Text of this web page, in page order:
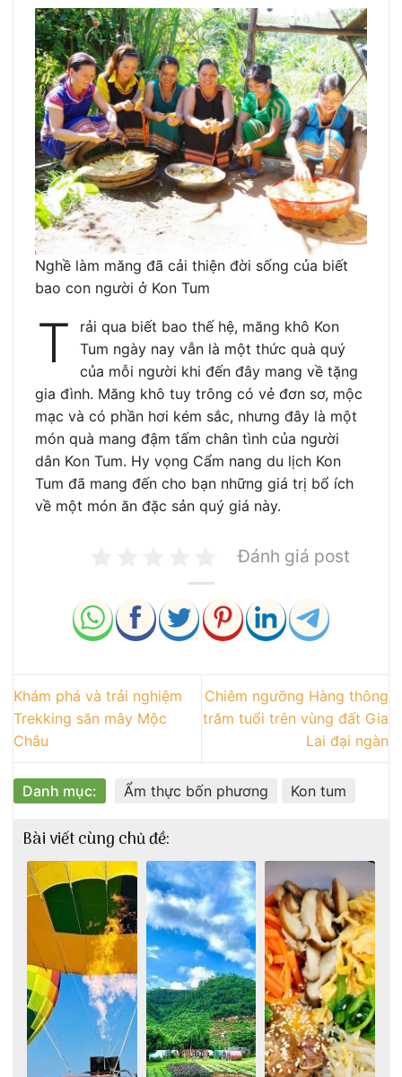
Nghề làm măng đã cải thiện đời sống của biết
bao con người ở Kon Tum
T
rải qua biết bao thế hệ, măng khô Kon
Tum ngày nay vẫn là một thức quà quý
của mỗi người khi đến đây mang về tặng
gia đình. Măng khô tuy trông có vẻ đơn sơ, mộc
mạc và có phần hơi kém sắc, nhưng đây là một
món quà mang đậm tấm chân tình của người
dân Kon Tum. Hy vọng Cẩm nang du lịch Kon
Tum đã mang đến cho bạn những giá trị bổ ích
về một món ăn đặc sản quý giá này.
Đánh giá post
Khám phá và trải nghiệm
Trekking săn mây Mộc
Châu
Chiêm ngưỡng Hàng thông
trăm tuổi trên vùng đất Gia
Lai đại ngàn
Danh mục: Ẩm thực bốn phương Kon tum
Bài viết cùng chủ đề: